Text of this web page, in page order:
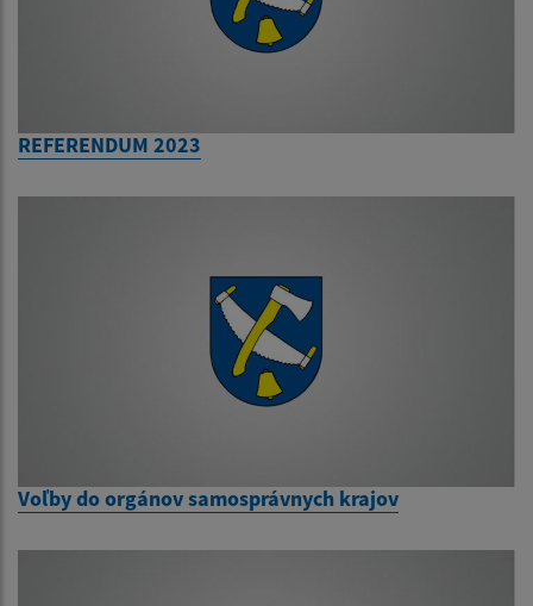
REFERENDUM 2023
Voľby do orgánov samosprávnych krajov